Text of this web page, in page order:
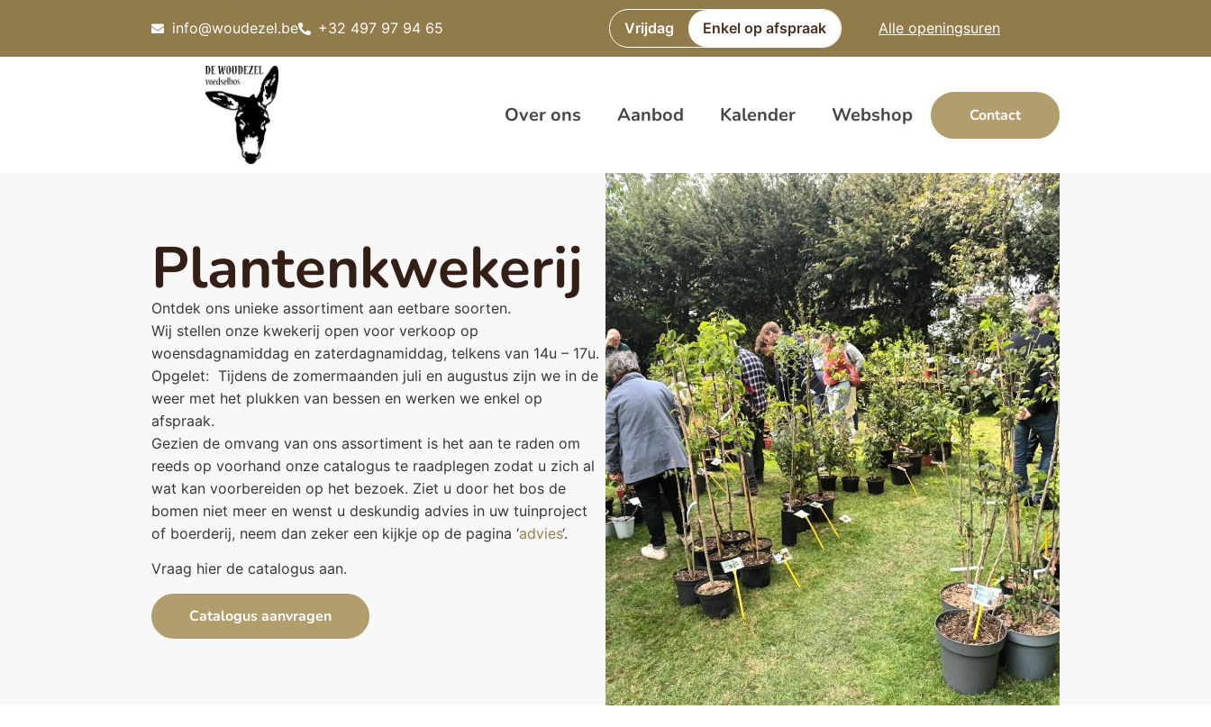
info@woudezel.be +32 497 97 94 65 Vrijdag Enkel op afspraak Alle openingsuren
Over ons Aanbod Kalender Webshop Contact
Plantenkwekerij
Ontdek ons unieke assortiment aan eetbare soorten.
Wij stellen onze kwekerij open voor verkoop op
woensdagnamiddag en zaterdagnamiddag, telkens van 14u – 17u.
Opgelet: Tijdens de zomermaanden juli en augustus zijn we in de
weer met het plukken van bessen en werken we enkel op
afspraak.
Gezien de omvang van ons assortiment is het aan te raden om
reeds op voorhand onze catalogus te raadplegen zodat u zich al
wat kan voorbereiden op het bezoek. Ziet u door het bos de
bomen niet meer en wenst u deskundig advies in uw tuinproject
of boerderij, neem dan zeker een kijkje op de pagina ‘advies‘.
Vraag hier de catalogus aan.
Catalogus aanvragen